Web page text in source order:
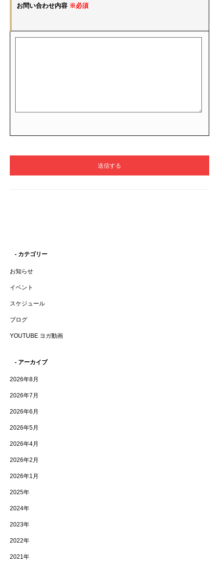
お問い合わせ内容 ※必須
- カテゴリー
お知らせ
イベント
スケジュール
ブログ
YOUTUBE ヨガ動画
- アーカイブ
2026年8月
2026年7月
2026年6月
2026年5月
2026年4月
2026年2月
2026年1月
2025年
2024年
2023年
2022年
2021年